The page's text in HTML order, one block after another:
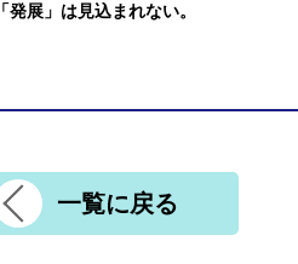
展」は見込まれない。
一覧に戻る